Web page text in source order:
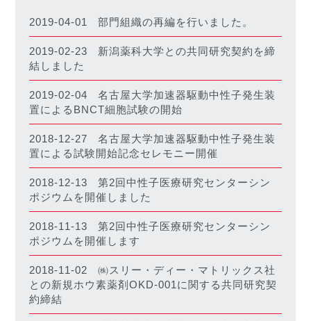
2019-04-01 部門組織の再編を行いました。
2019-02-23
新潟薬科大学との共同研究契約を締
結しました
2019-02-04
名古屋大学加速器駆動中性子発生装
置によるBNCT細胞試験の開始
2018-12-27
名古屋大学加速器駆動中性子発生装
置による試験開始記念セレモニー開催
2018-12-13
第2回中性子医療研究センターシン
ポジウムを開催しました
2018-11-13
第2回中性子医療研究センターシン
ポジウムを開催します
2018-11-02
㈱スリー・ディー・マトリックス社
との新規ホウ素薬剤OKD-001に関する共同研究契
約締結